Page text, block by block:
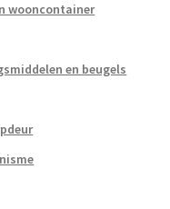
wooncontainer
en beugels